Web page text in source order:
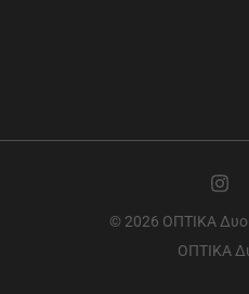
© 2026 ΟΠΤΙΚΑ
ΟΠΤΙΚΑ